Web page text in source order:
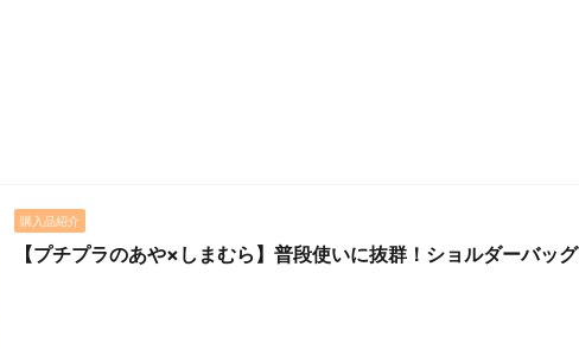
購入品紹介
【プチプラのあや×しまむら】普段使いに抜群！ショルダーバッグ